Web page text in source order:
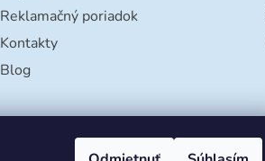
Reklamačný poriadok
Kontakty
Blog